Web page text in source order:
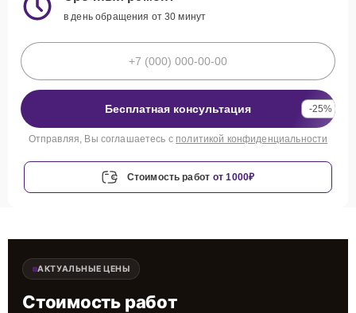
в день обращения от 30 минут
Бесплатная консультация -25%
Отправляя, Вы соглашаетесь с политикой конфиденциальности
Стоимость работ от 1000₽
АКТУАЛЬНЫЕ ЦЕНЫ
Стоимость работ